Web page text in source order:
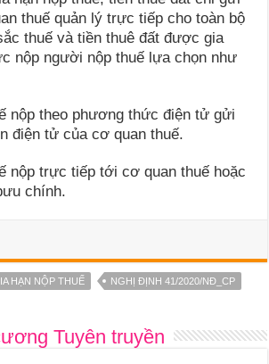
thuế quản lý trực tiếp cho toàn bộ
thuế và tiền thuê đất được gia
nộp người nộp thuế lựa chọn như
nộp theo phương thứcđiện tử gửi
điện tử của cơ quan thuế.
nộp trực tiếp tới cơ quan thuế hoặc
chính.
HẠN NỘP THUẾ NGHỊ ĐỊNH 41/2020/NĐ_CP
Tuyên truyền